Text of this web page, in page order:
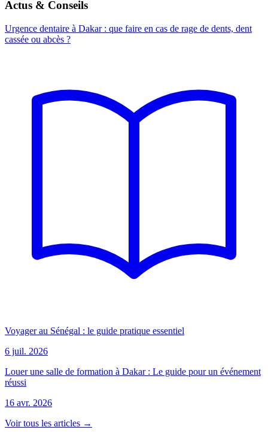
Actus & Conseils
Urgence dentaire à Dakar : que faire en cas de rage de dents, dent
cassée ou abcès ?
Voyager au Sénégal : le guide pratique essentiel
6 juil. 2026
Louer une salle de formation à Dakar : Le guide pour un événement
réussi
16 avr. 2026
Voir tous les articles →